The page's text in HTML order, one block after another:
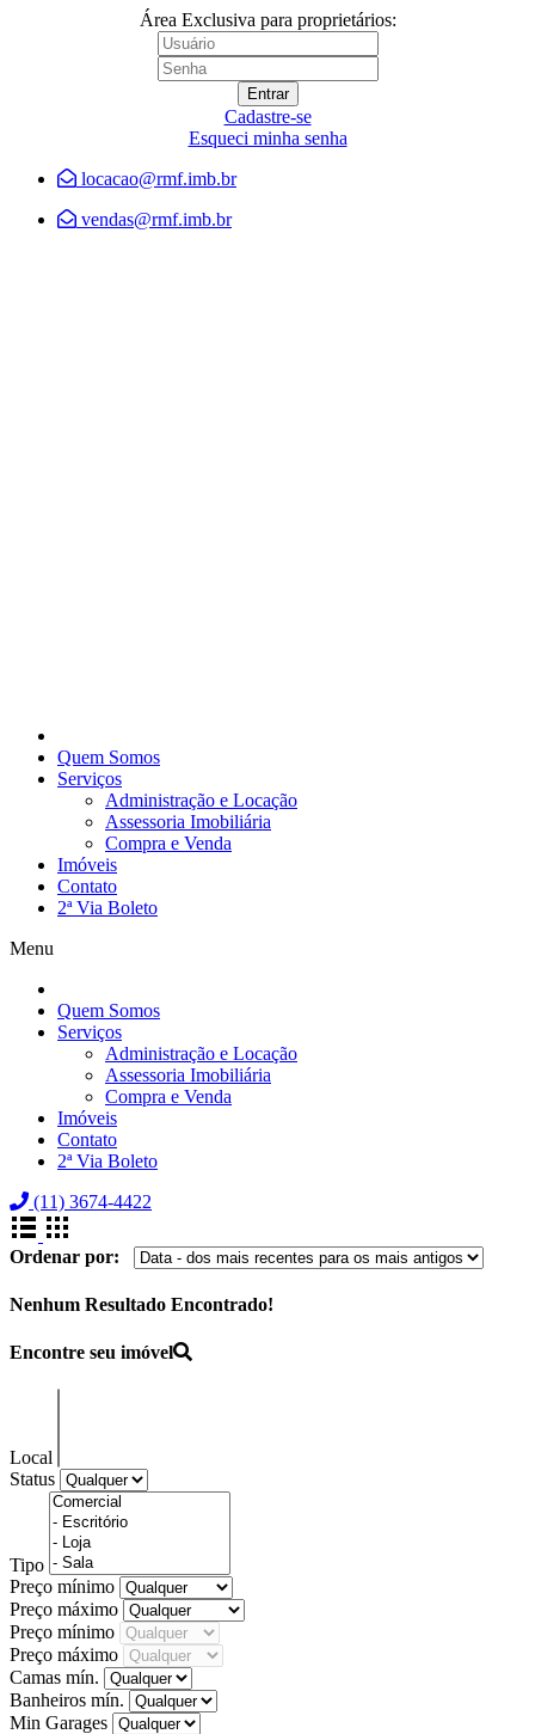
Área Exclusiva para proprietários:
Cadastre-se
Esqueci minha senha
locacao@rmf.imb.br
vendas@rmf.imb.br
Quem Somos
Serviços
Administração e Locação
Assessoria Imobiliária
Compra e Venda
Imóveis
Contato
2ª Via Boleto
Menu
Quem Somos
Serviços
Administração e Locação
Assessoria Imobiliária
Compra e Venda
Imóveis
Contato
2ª Via Boleto
(11) 3674-4422
Ordenar por:
Nenhum Resultado Encontrado!
Encontre seu imóvel
Local
Status
Tipo
Preço mínimo
Preço máximo
Preço mínimo
Preço máximo
Camas mín.
Banheiros mín.
Min Garages